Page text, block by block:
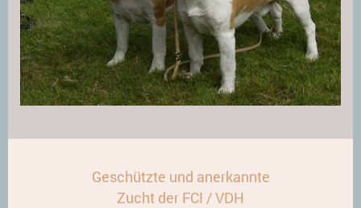
Geschützte und anerkannte
Zucht der FCI / VDH